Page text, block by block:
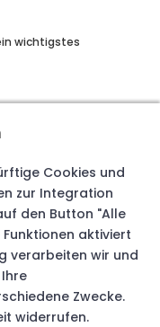
wichtigstes
Was
konkret,
Cookies und
zur Integration
den Button "Alle
aktiviert
verarbeiten wir und
Zwecke.
widerrufen.